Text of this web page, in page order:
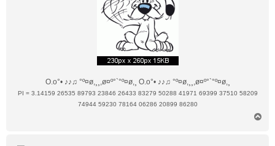
O.o°• ♪♪♫ °º¤ø,¸¸,ø¤º°`°º¤ø,¸ O.o°• ♪♪♫ °º¤ø,¸¸,ø¤º°`°º¤ø,¸
PI = 3.14159 26535 89793 23846 26433 83279 50288 41971 69399 37510 58209
74944 59230 78164 06286 20899 86280